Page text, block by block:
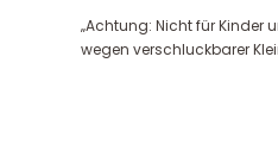
„Achtung: Nicht für Kinder
wegen verschluckbarer